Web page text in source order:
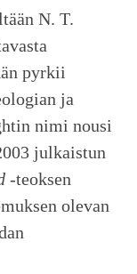
N. T.
pyrkii
ja
nimi nousi
julkaistun
-teoksen
olevan